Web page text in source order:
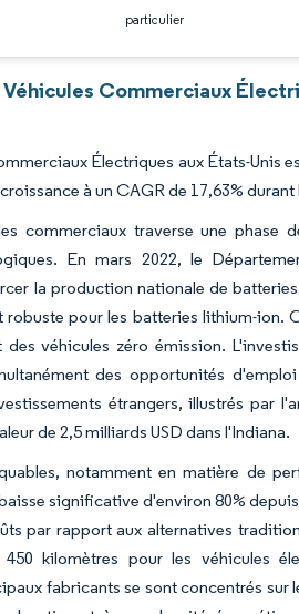
particulier
Commerciaux
Électriques aux États-Unis
à un CAGR de 17,63%
commerciaux traverse une phase
En mars 2022, le
la production nationale de
pour les batteries lithium-ion.
véhicules zéro émission.
des opportunités
étrangers, illustrés par
de 2,5 milliards USD dans l'Indiana.
notamment en matière de
significative d'environ 80%
par rapport aux alternatives
kilomètres pour les véhicules
fabricants se sont concentrés